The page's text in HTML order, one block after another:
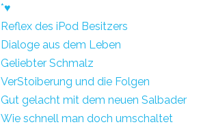
*♥
Reflex des iPod Besitzers
Dialoge aus dem Leben
Geliebter Schmalz
VerStoiberung und die Folgen
Gut gelacht mit dem neuen Salbader
Wie schnell man doch umschaltet